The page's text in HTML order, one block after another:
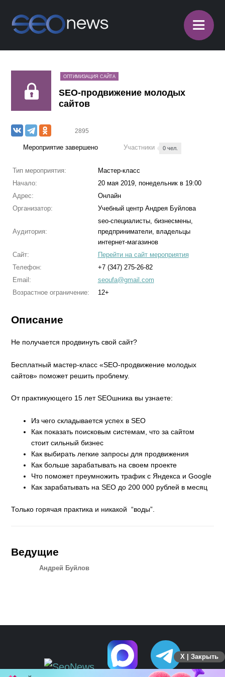
≡
ОПТИМИЗАЦИЯ САЙТА
SEO-продвижение молодых
сайтов
2895
Мероприятие завершено Участники 0 чел.
Тип мероприятия:
Мастер-класс
Начало:
20 мая 2019, понедельник в 19:00
Адрес:
Онлайн
Организатор:
Учебный центр Андрея Буйлова
Аудитория:
seo-специалисты, бизнесмены,
предприниматели, владельцы
интернет-магазинов
Сайт:
Перейти на сайт мероприятия
Телефон:
+7 (347) 275-26-82
Email:
seoufa@gmail.com
Возрастное ограничение:
12+
Описание
Не получается продвинуть свой сайт?
Бесплатный мастер-класс «SEO-продвижение молодых
сайтов» поможет решить проблему.
От практикующего 15 лет SEOшника вы узнаете:
Из чего складывается успех в SEO
Как показать поисковым системам, что за сайтом
стоит сильный бизнес
Как выбирать легкие запросы для продвижения
Как больше зарабатывать на своем проекте
Что поможет преумножить трафик с Яндекса и Google
Как зарабатывать на SEO до 200 000 рублей в месяц
Только горячая практика и никакой “воды”.
Ведущие
Андрей Буйлов
X | Закрыть